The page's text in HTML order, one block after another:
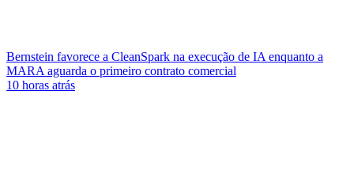
Bernstein favorece a CleanSpark na execução de IA enquanto a
MARA aguarda o primeiro contrato comercial
10 horas atrás